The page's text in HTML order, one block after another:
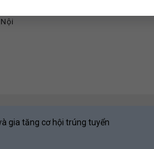
gia tăng cơ hội trúng tuyển